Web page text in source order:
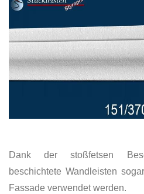
Dank der stoßfetsen
beschichtete Wandleisten
Fassade verwendet werden.